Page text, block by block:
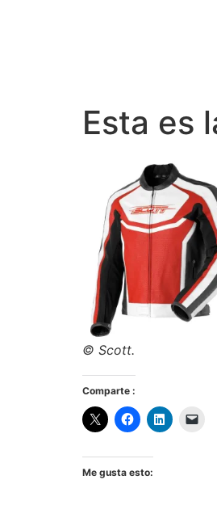
Esta es
© Scott.
Comparte :
Me gusta esto: